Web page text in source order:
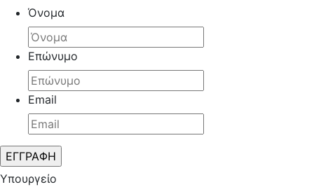
Όνομα
Επώνυμο
Email
Υπουργείο